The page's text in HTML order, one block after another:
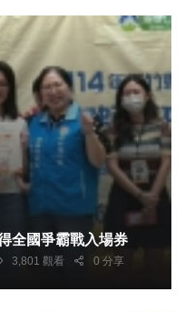
甄選 冠軍取得全國爭霸戰入場券
3,801 觀看 0 分享